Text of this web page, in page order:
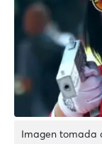
Imagen tomada